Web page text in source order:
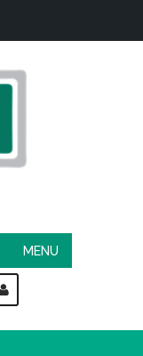
MENU